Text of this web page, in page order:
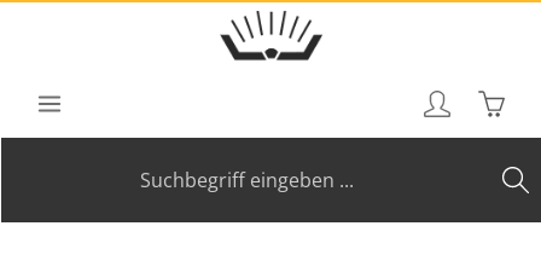
Zum Hauptinhalt springen